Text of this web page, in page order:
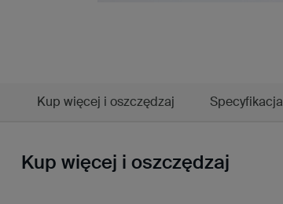
Kup więcej i oszczędzaj Specyfikacja
Kup więcej i oszczędzaj